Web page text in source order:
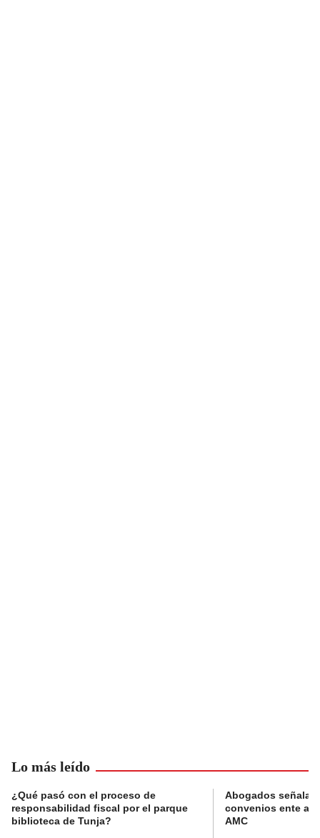
Lo más leído
¿Qué pasó con el proceso de
responsabilidad fiscal por el parque
biblioteca de Tunja?
Abogados
convenios ente
AMC